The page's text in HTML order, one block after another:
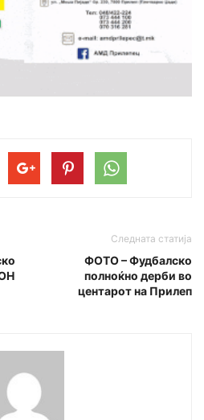
Следната статија
ФОТО – Фудбалско
полноќно дерби во
центарот на Прилеп